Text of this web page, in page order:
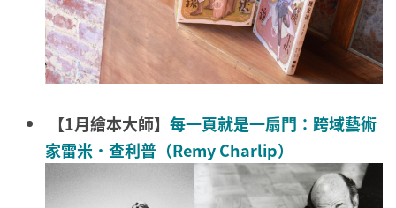
【1月繪本大師】 每一頁就是一扇門：跨域藝術
家雷米．查利普（Remy Charlip）